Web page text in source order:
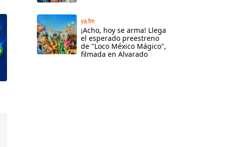
ya.fm
¡Acho, hoy se arma! Llega
el esperado preestreno
de "Loco México Mágico",
filmada en Alvarado